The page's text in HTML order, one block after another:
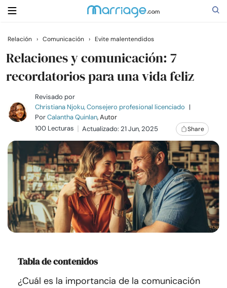
Buscar
Casarse
Relaciones
Familia
Ayuda
Cursos
Comunidad
Relación › Comunicación › Evite malentendidos
Relaciones y comunicación: 7
recordatorios para una vida feliz
Revisado por
Christiana Njoku, Consejero profesional licenciado |
PorCalantha Quinlan, Autor
100 Lecturas
Actualizado: 21 Jun, 2025 Share
Tabla de contenidos
¿Cuál es la importancia de la comunicación